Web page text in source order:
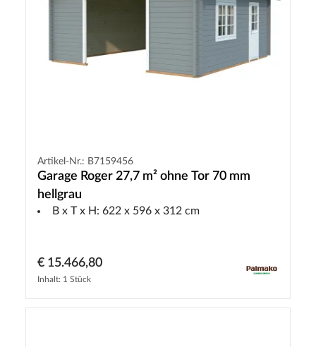
Artikel-Nr.: B7159456
Garage Roger 27,7 m² ohne Tor 70 mm
hellgrau
B x T x H: 622 x 596 x 312 cm
€ 15.466,80
Inhalt: 1 Stück